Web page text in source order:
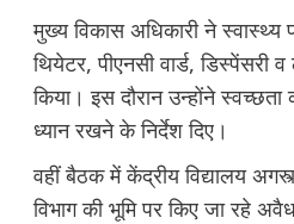
मुख्य विकास अधिकारी ने
थियेटर, पीएनसी वार्ड, डिस्पेंसरी
किया। इस दौरान उन्होंने
ध्यान रखने के निर्देश दिए।
वहीं बैठक में केंद्रीय विद्यालय
विभाग की भूमि पर किए जा रहे